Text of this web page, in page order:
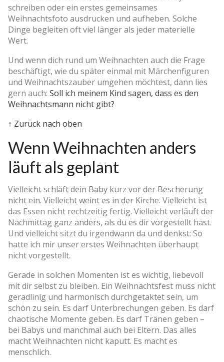
schreiben oder ein erstes gemeinsames
Weihnachtsfoto ausdrucken und aufheben. Solche
Dinge begleiten oft viel länger als jeder materielle
Wert.
Und wenn dich rund um Weihnachten auch die Frage
beschäftigt, wie du später einmal mit Märchenfiguren
und Weihnachtszauber umgehen möchtest, dann lies
gern auch: Soll ich meinem Kind sagen, dass es den
Weihnachtsmann nicht gibt?
↑ Zurück nach oben
Wenn Weihnachten anders
läuft als geplant
Vielleicht schläft dein Baby kurz vor der Bescherung
nicht ein. Vielleicht weint es in der Kirche. Vielleicht ist
das Essen nicht rechtzeitig fertig. Vielleicht verläuft der
Nachmittag ganz anders, als du es dir vorgestellt hast.
Und vielleicht sitzt du irgendwann da und denkst: So
hatte ich mir unser erstes Weihnachten überhaupt
nicht vorgestellt.
Gerade in solchen Momenten ist es wichtig, liebevoll
mit dir selbst zu bleiben. Ein Weihnachtsfest muss nicht
geradlinig und harmonisch durchgetaktet sein, um
schön zu sein. Es darf Unterbrechungen geben. Es darf
chaotische Momente geben. Es darf Tränen geben –
bei Babys und manchmal auch bei Eltern. Das alles
macht Weihnachten nicht kaputt. Es macht es
menschlich.